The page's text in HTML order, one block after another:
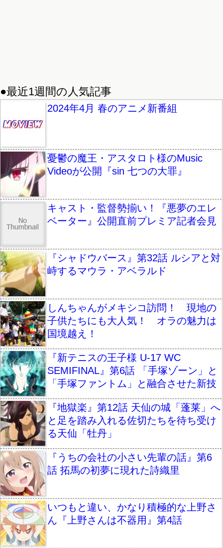
●最近1週間の人気記事
2024年4月 春のアニメ新番組
憂鬱の魔王・アスタロト様のMusic
Videoが公開『sin 七つの大罪』
キャスト・監督勢揃い！『悪夢のエレ
ベーター』公開直前プレミア記者会見
『シャドウバース』第32話 ルシアと対
峙するマウラ・アベラルド
しんちゃんがメキシコ訪問！ 現地の
子供たちにも大人気！ オラの魅力は
国境越え！
『新テニスの王子様 U-17 WC
SEMIFINAL』第6話 「手塚ゾーン」と
「手塚ファントム」と融合させた新技
『地獄楽』第12話 天仙の城「蓬莱」へ
と足を踏み入れる佐切たちを待ち受け
る天仙「牡丹」
『うちの会社の小さい先輩の話』第6
話 拓馬の初夢に現れた詩織里
いつもと違い、かなり積極的な上野さ
ん『上野さんは不器用』第4話